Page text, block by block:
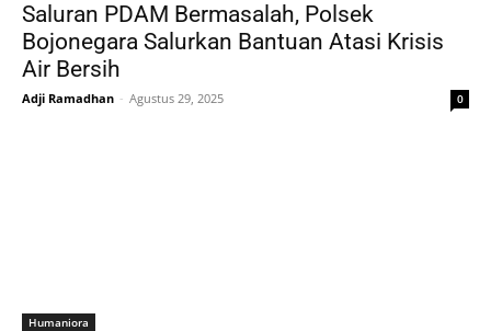
Saluran PDAM Bermasalah, Polsek
Bojonegara Salurkan Bantuan Atasi Krisis
Air Bersih
Adji Ramadhan - Agustus 29, 2025 0
Humaniora